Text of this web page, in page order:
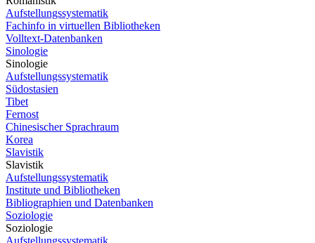
Aufstellungssystematik
Fachinfo in virtuellen Bibliotheken
Volltext-Datenbanken
Sinologie
Sinologie
Aufstellungssystematik
Südostasien
Tibet
Fernost
Chinesischer Sprachraum
Korea
Slavistik
Slavistik
Aufstellungssystematik
Institute und Bibliotheken
Bibliographien und Datenbanken
Soziologie
Soziologie
Aufstellungssystematik